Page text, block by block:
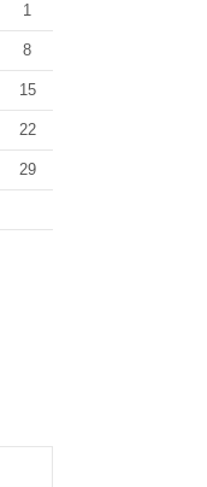
1
8
15
22
29